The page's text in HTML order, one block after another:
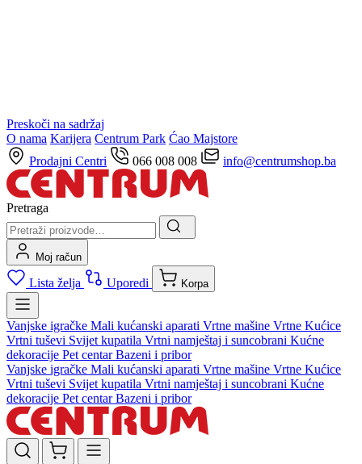
Preskoči na sadržaj
O nama Karijera Centrum Park Ćao Majstore
Prodajni Centri
066 008 008 info@centrumshop.ba
Pretraga
Moj račun
Lista želja Uporedi Korpa
Vanjske igračke Mali kućanski aparati Vrtne mašine Vrtne Kućice
Vrtni tuševi Svijet kupatila Vrtni namještaj i suncobrani Kućne
dekoracije Pet centarBazeni i pribor
Vanjske igračke Mali kućanski aparati Vrtne mašine Vrtne Kućice
Vrtni tuševi Svijet kupatila Vrtni namještaj i suncobrani Kućne
dekoracije Pet centarBazeni i pribor